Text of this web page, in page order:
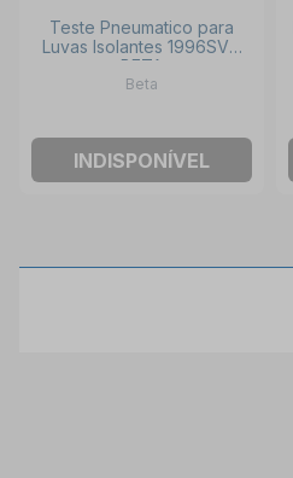
Teste Pneumatico para
Luvas Isolantes 1996SVG
BETA
Beta
INDISPONÍVEL